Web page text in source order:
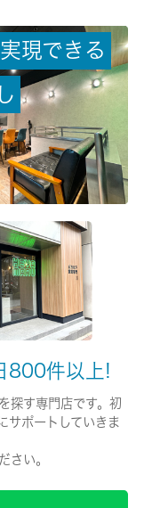
実現で き る
し
800件以上!
探す専門店です。初
サポートしていきま
さい。